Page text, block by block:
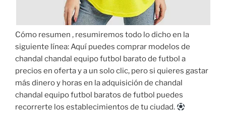
Cómo resumen , resumiremos todo lo dicho en la
siguiente línea: Aquí puedes comprar modelos de
chandal chandal equipo futbol barato de futbol a
precios en oferta y a un solo clic, pero si quieres gastar
más dinero y horas en la adquisición de chandal
chandal equipo futbol baratos de futbol puedes
recorrerte los establecimientos de tu ciudad.